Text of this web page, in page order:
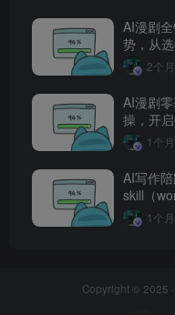
AI漫剧
势，从
质作品
2个
AI漫剧
操，开
1个
AI写作
skill（
式），
号）
1个
Copyright © 2025 ·